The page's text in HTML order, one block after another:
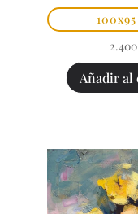
100x95
2.400
Añadir